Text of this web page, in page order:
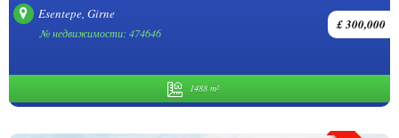
Esentepe, Girne
£ 300,000
№ недвижимости: 474646
1488 m²